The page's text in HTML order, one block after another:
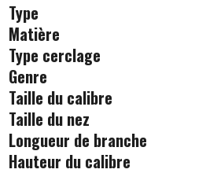
Type
Matière
Type cerclage
Genre
Taille du calibre
Taille du nez
Longueur de branche
Hauteur du calibre